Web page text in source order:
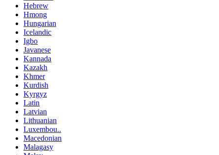
Hebrew
Hmong
Hungarian
Icelandic
Igbo
Javanese
Kannada
Kazakh
Khmer
Kurdish
Kyrgyz
Latin
Latvian
Lithuanian
Luxembou..
Macedonian
Malagasy